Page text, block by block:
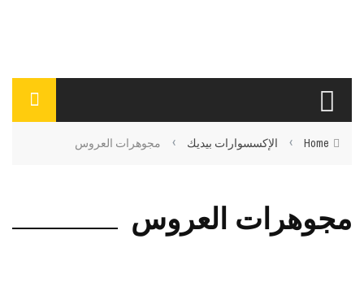
Home
› الإكسسوارات بيديك › مجوهرات العروس
مجوهرات العروس